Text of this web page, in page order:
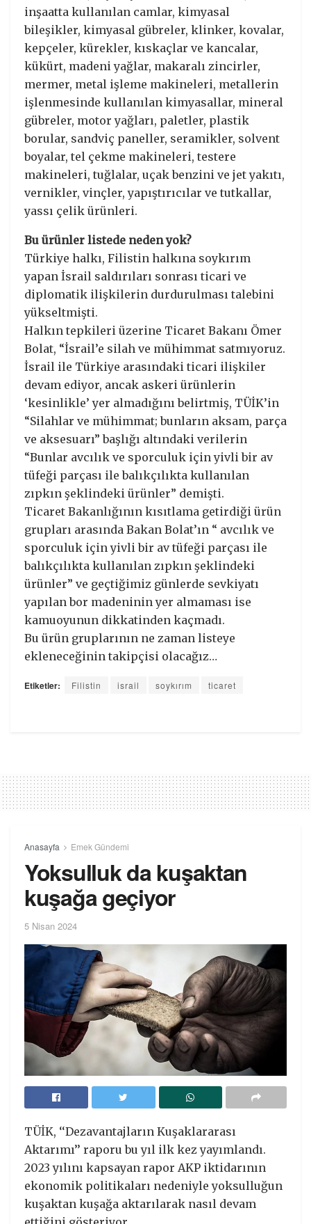
inşaatta kullanılan camlar, kimyasal
bileşikler, kimyasal gübreler, klinker, kovalar,
kepçeler, kürekler, kıskaçlar ve kancalar,
kükürt, madeni yağlar, makaralı zincirler,
mermer, metal işleme makineleri, metallerin
işlenmesinde kullanılan kimyasallar, mineral
gübreler, motor yağları, paletler, plastik
borular, sandviç paneller, seramikler, solvent
boyalar, tel çekme makineleri, testere
makineleri, tuğlalar, uçak benzini ve jet yakıtı,
vernikler, vinçler, yapıştırıcılar ve tutkallar,
yassı çelik ürünleri.
Bu ürünler listede neden yok?
Türkiye halkı, Filistin halkına soykırım
yapan İsrail saldırıları sonrası ticari ve
diplomatik ilişkilerin durdurulması talebini
yükseltmişti.
Halkın tepkileri üzerine Ticaret Bakanı Ömer
Bolat, “İsrail’e silah ve mühimmat satmıyoruz.
İsrail ile Türkiye arasındaki ticari ilişkiler
devam ediyor, ancak askeri ürünlerin
‘kesinlikle’ yer almadığını belirtmiş, TÜİK’in
“Silahlar ve mühimmat; bunların aksam, parça
ve aksesuarı” başlığı altındaki verilerin
“Bunlar avcılık ve sporculuk için yivli bir av
tüfeği parçası ile balıkçılıkta kullanılan
zıpkın şeklindeki ürünler” demişti.
Ticaret Bakanlığının kısıtlama getirdiği ürün
grupları arasında Bakan Bolat’ın “ avcılık ve
sporculuk için yivli bir av tüfeği parçası ile
balıkçılıkta kullanılan zıpkın şeklindeki
ürünler” ve geçtiğimiz günlerde sevkiyatı
yapılan bor madeninin yer almaması ise
kamuoyunun dikkatinden kaçmadı.
Bu ürün gruplarının ne zaman listeye
ekleneceğinin takipçisi olacağız…
Etiketler: Filistin israil soykırım ticaret
Anasayfa Emek Gündemi
Yoksulluk da kuşaktan
kuşağa geçiyor
5 Nisan 2024
TÜİK, ‘‘Dezavantajların Kuşaklararası
Aktarımı’’ raporu bu yıl ilk kez yayımlandı.
2023 yılını kapsayan rapor AKP iktidarının
ekonomik politikaları nedeniyle yoksulluğun
kuşaktan kuşağa aktarılarak nasıl devam